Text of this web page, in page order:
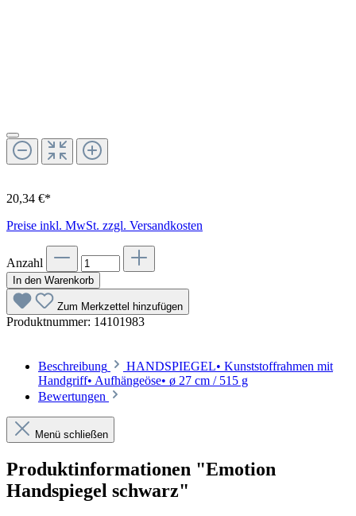
20,34 €*
Preise inkl. MwSt. zzgl. Versandkosten
Anzahl
In den Warenkorb
Zum Merkzettel hinzufügen
Produktnummer: 14101983
Beschreibung
HANDSPIEGEL• Kunststoffrahmen mit
Handgriff• Aufhängeöse• ø 27 cm / 515 g
Bewertungen
Menü schließen
Produktinformationen "Emotion
Handspiegel schwarz"